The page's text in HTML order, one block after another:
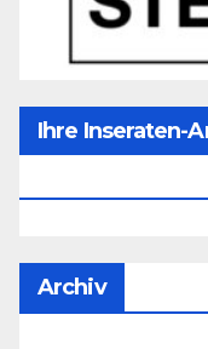
Ihre Inseraten-
Archiv